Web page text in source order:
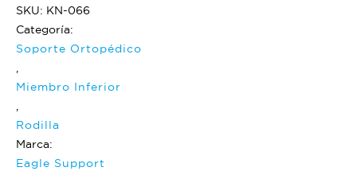
SKU: KN-066
Categoría:
Soporte Ortopédico
Miembro Inferior
Rodilla
Marca:
Eagle Support